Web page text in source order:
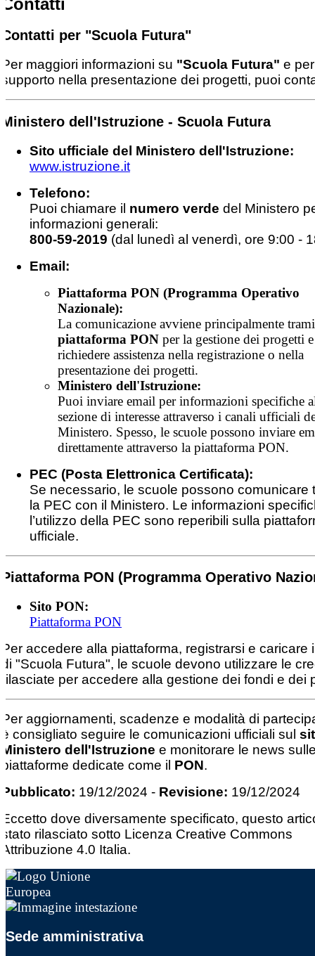
Contatti per "Scuola Futura"
Per maggiori informazioni su "Scuola Futura" e per
supporto nella presentazione dei progetti, puoi
Ministero dell'Istruzione - Scuola Futura
Sito ufficiale del Ministero dell'Istruzione:
www.istruzione.it
Telefono:
Puoi chiamare il numero verde del Ministero
informazioni generali:
800-59-2019 (dal lunedì al venerdì, ore 9:00 -
Email:
Piattaforma PON (Programma Operativo
Nazionale):
La comunicazione avviene principalmente
piattaforma PON per la gestione dei progetti
richiedere assistenza nella registrazione o nella
presentazione dei progetti.
Ministero dell'Istruzione:
Puoi inviare email per informazioni specifiche
sezione di interesse attraverso i canali ufficiali
Ministero. Spesso, le scuole possono inviare
direttamente attraverso la piattaforma PON.
PEC (Posta Elettronica Certificata):
Se necessario, le scuole possono comunicare
la PEC con il Ministero. Le informazioni
l’utilizzo della PEC sono reperibili sulla
ufficiale.
Piattaforma PON (Programma Operativo
Sito PON:
Piattaforma PON
Per accedere alla piattaforma, registrarsi e caricare
di "Scuola Futura", le scuole devono utilizzare le
rilasciate per accedere alla gestione dei fondi e dei
Per aggiornamenti, scadenze e modalità di
è consigliato seguire le comunicazioni ufficiali sul
Ministero dell'Istruzione e monitorare le news
piattaforme dedicate come il PON.
Pubblicato: 19/12/2024 - Revisione: 19/12/2024
Eccetto dove diversamente specificato, questo
stato rilasciato sotto Licenza Creative Commons
Attribuzione 4.0 Italia.
Sede amministrativa